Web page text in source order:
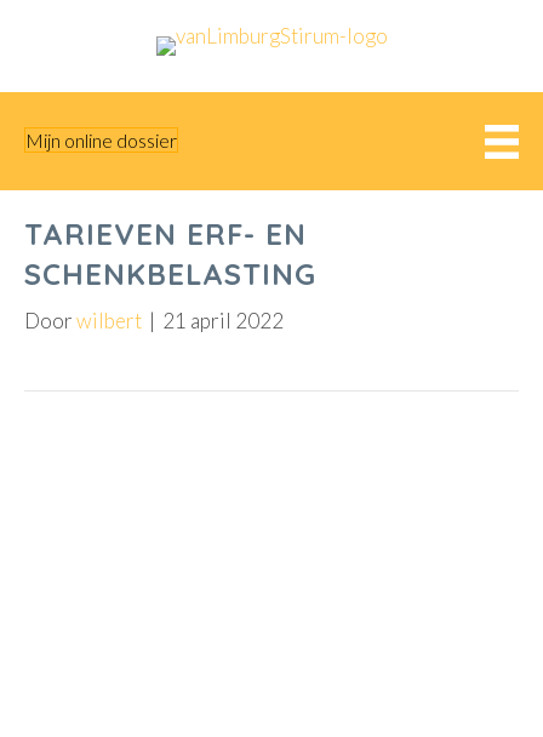
Mijn online dossier
TARIEVEN ERF- EN
SCHENKBELASTING
Doorwilbert | 21 april 2022